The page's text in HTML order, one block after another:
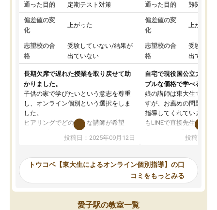
通った目的 定期テスト対策
偏差値の変
化
上がった
志望校の合
格
受験していない/結果が
出ていない
長期欠席で遅れた授業を取り戻せて助
かりました。
子供の家で学びたいという意志を尊重
し、オンライン個別という選択をしま
した。
ヒアリングでどのような講師が希望
か、オプションは付帯するかなど選ぶ
事が出来ました。
ーティングを行い、その講師で良いか
見てから講師を決定する事ができま
す。
うちの子は、初回面談の講師の方で決
投稿日：2025年09月12日
通った目的 難関私立
偏差値の変
化
上がった
志望校の合
格
受験して
出ていな
自宅で現役国公立大学生
ブルな価格で学べる
娘の講師は東大生では無
すが、お薦めの問題集や
指導してくれています。
もLINEで直接先生に質問
めれるので、個人に合
いなのがあり(有料)、受
ことをどんなスケジュー
くか相談したのですが、
ち期待したものではなく
投稿日：
トウコベ【東大生によるオンライン個別指導】の口
コミをもっとみる
愛子駅の教室一覧